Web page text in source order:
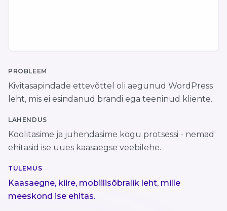
PROBLEEM
Kivitasapindade ettevõttel oli aegunud WordPress
leht, mis ei esindanud brändi ega teeninud kliente.
LAHENDUS
Koolitasime ja juhendasime kogu protsessi - nemad
ehitasid ise uues kaasaegse veebilehe.
TULEMUS
Kaasaegne, kiire, mobiilisõbralik leht, mille
meeskond ise ehitas.